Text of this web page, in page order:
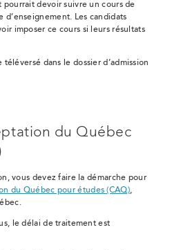
pourrait devoir suivre un cours de
Les candidats
imposer ce cours si leurs résultats
téléversé dans le dossier d’admission
du Québec
vous devez faire la démarche pour
du Québec pour études (CAQ),
le délai de traitement est